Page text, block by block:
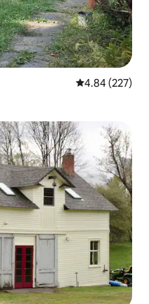
평점 4.84점(5
4.84 (227)